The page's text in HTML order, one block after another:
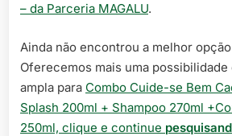
– da Parceria MAGALU.
Ainda não encontrou a melhor
Oferecemos mais uma possibilidade
ampla para Combo Cuide-se Bem
Splash 200ml + Shampoo 270ml
250ml, clique e continue